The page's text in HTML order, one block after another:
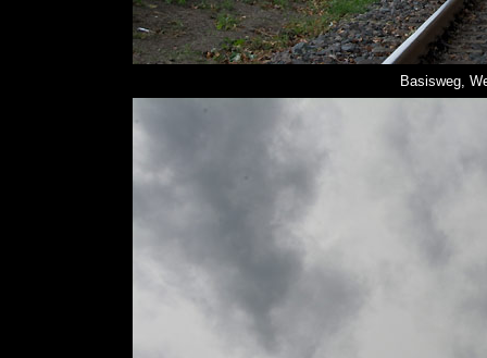
Basisweg,